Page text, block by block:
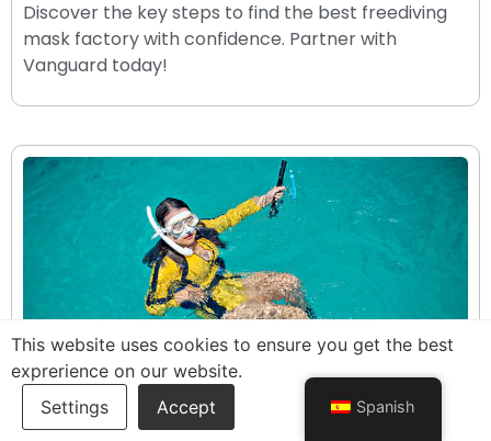
Discover the key steps to find the best freediving
mask factory with confidence. Partner with
Vanguard today!
Spanish
This website uses cookies to ensure you get the best
exprerience on our website.